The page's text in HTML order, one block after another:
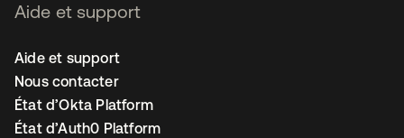
Aide et support
Aide et support
Nous contacter
État d’Okta Platform
État d’Auth0 Platform